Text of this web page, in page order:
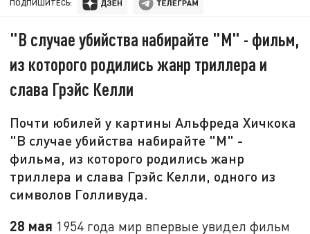
ПОДПИШИТЕСЬ:
"В случае убийства набирайте "М" - фильм,
из которого родились жанр триллера и
слава Грэйс Келли
Почти юбилей у картины Альфреда Хичкока
"В случае убийства набирайте "М" -
фильма, из которого родились жанр
триллера и слава Грэйс Келли, одного из
символов Голливуда.
28 мая 1954 года мир впервые увидел фильм